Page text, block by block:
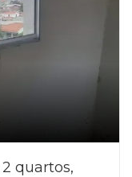
quartos,